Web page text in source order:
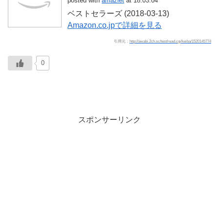
ベストセラーズ (2018-03-13)
Amazon.co.jpで詳細を見る
引用元： http://awabi.2ch.sc/test/read.cgi/keiba/1520145774
0
スポンサーリンク